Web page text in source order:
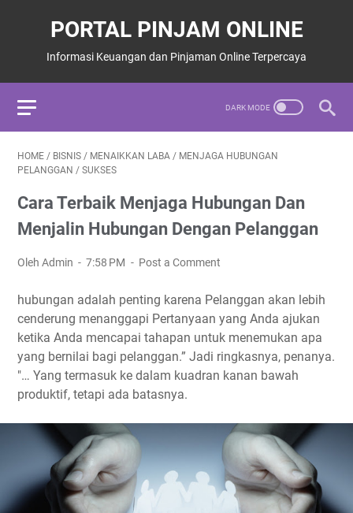
PORTAL PINJAM ONLINE
Informasi Keuangan dan Pinjaman Online Terpercaya
HOME / BISNIS / MENAIKKAN LABA / MENJAGA HUBUNGAN
PELANGGAN / SUKSES
Cara Terbaik Menjaga Hubungan Dan
Menjalin Hubungan Dengan Pelanggan
Oleh Admin 7:58 PM Post a Comment
hubungan adalah penting karena Pelanggan akan lebih
cenderung menanggapi Pertanyaan yang Anda ajukan
ketika Anda mencapai tahapan untuk menemukan apa
yang bernilai bagi pelanggan.” Jadi ringkasnya, penanya.
"… Yang termasuk ke dalam kuadran kanan bawah
produktif, tetapi ada batasnya.